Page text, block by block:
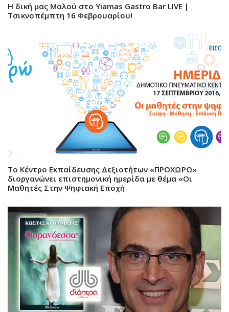
Η δική μας Μαλού στο Yiamas Gastro Bar LIVE |
Τσικνοπέμπτη 16 Φεβρουαρίου!
Το Κέντρο Εκπαίδευσης Δεξιοτήτων «ΠΡΟΧΩΡΩ»
διοργανώνει επιστημονική ημερίδα με θέμα «Οι
Μαθητές Στην Ψηφιακή Εποχή